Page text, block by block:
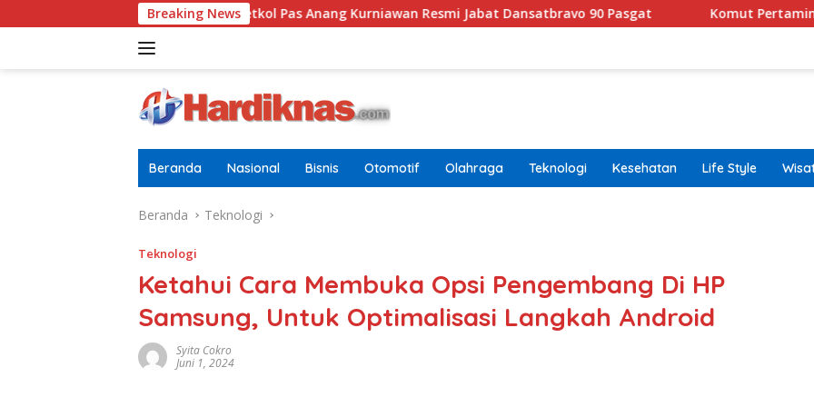
ke
Breaking News
Letkol Pas Anang Kurniawan Resmi Jabat Dansatbravo 90 Pasgat Komut Pertamina Tegaskan
Beranda Nasional Bisnis Otomotif Olahraga Teknologi Kesehatan Life Style
Beranda Teknologi
Teknologi
Ketahui Cara Membuka Opsi Pengembang Di HP
Samsung, Untuk Optimalisasi Langkah Android
Syita Cokro
Juni 1, 2024